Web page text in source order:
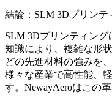
結論：SLM 3Dプリンテ
SLM 3Dプリンティング
知識により、複雑な形
どの先進材料の強みを
様々な産業で高性能、
す。NewayAeroはこの